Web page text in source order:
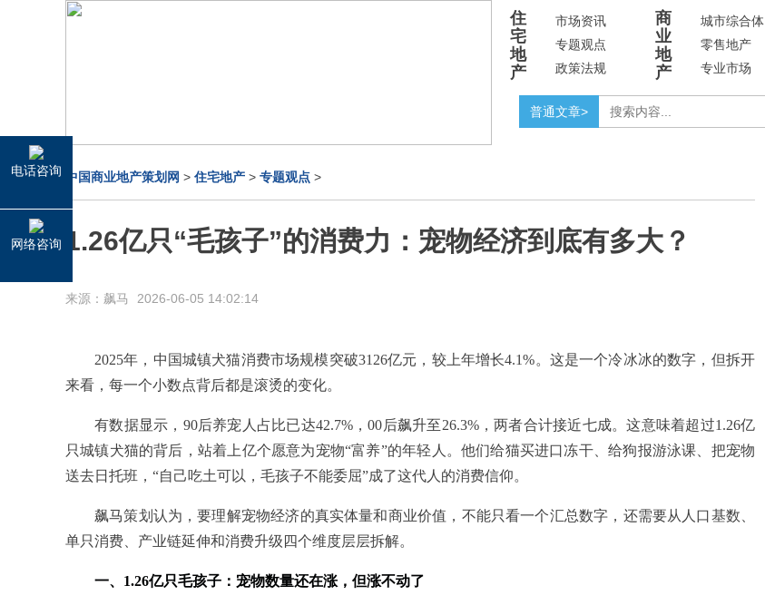
住
宅
地
产
市场资讯
专题观点
政策法规
商
业
地
产
城市综合体
零售地产
专业市场
普通文章>
中国商业地产策划网 > 住宅地产 > 专题观点 >
1.26亿只“毛孩子”的消费力：宠物经济到底有多大？
来源：飙马 2026-06-05 14:02:14
2025年，中国城镇犬猫消费市场规模突破3126亿元，较上年增长4.1%。这是一个冷冰冰的数字，但拆开
来看，每一个小数点背后都是滚烫的变化。
有数据显示，90后养宠人占比已达42.7%，00后飙升至26.3%，两者合计接近七成。这意味着超过1.26亿
只城镇犬猫的背后，站着上亿个愿意为宠物“富养”的年轻人。他们给猫买进口冻干、给狗报游泳课、把宠物
送去日托班，“自己吃土可以，毛孩子不能委屈”成了这代人的消费信仰。
飙马策划认为，要理解宠物经济的真实体量和商业价值，不能只看一个汇总数字，还需要从人口基数、
单只消费、产业链延伸和消费升级四个维度层层拆解。
一、1.26亿只毛孩子：宠物数量还在涨，但涨不动了
电话咨询
网络咨询